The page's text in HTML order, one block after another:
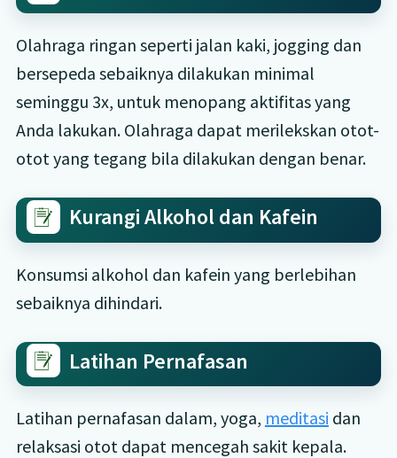
Olahraga ringan seperti jalan kaki, jogging dan
bersepeda sebaiknya dilakukan minimal
seminggu 3x, untuk menopang aktifitas yang
Anda lakukan. Olahraga dapat merilekskan otot-
otot yang tegang bila dilakukan dengan benar.
Kurangi Alkohol dan Kafein
Konsumsi alkohol dan kafein yang berlebihan
sebaiknya dihindari.
Latihan Pernafasan
Latihan pernafasan dalam, yoga, meditasi dan
relaksasi otot dapat mencegah sakit kepala.